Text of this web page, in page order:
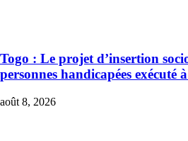
Togo : Le projet d’insertion
personnes handicapées exécuté
août 8, 2026